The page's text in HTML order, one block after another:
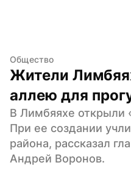
Общество
Жители
аллею для
В Лимбяяхе
При ее создании
района, рассказал
Андрей Воронов.